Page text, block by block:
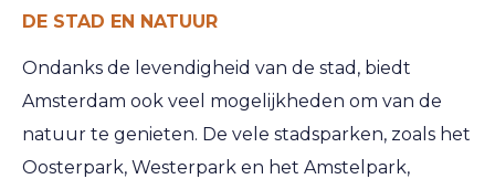
DE STAD EN NATUUR
Ondanks de levendigheid van de stad, biedt
Amsterdam ook veel mogelijkheden om van de
natuur te genieten. De vele stadsparken, zoals het
Oosterpark, Westerpark en het Amstelpark,